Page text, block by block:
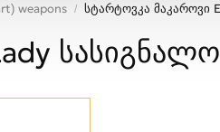
weapons სტარტოვკა მაკაროვი